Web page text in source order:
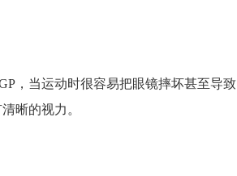
，当运动时很容易把眼镜摔坏甚至导致
晰的视力。